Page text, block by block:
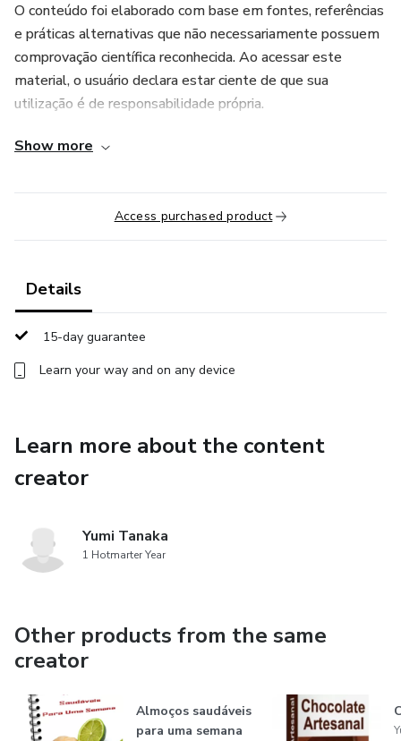
O conteúdo foi elaborado com base em fontes, referências
e práticas alternativas que não necessariamente possuem
comprovação científica reconhecida. Ao acessar este
material, o usuário declara estar ciente de que sua
utilização é de responsabilidade própria.
Este produto está em conformidade com as diretrizes e
fins educacionais e de desenvolvimento pessoal.
Show more
Access purchased product
Details
15-day guarantee
Learn your way and on any device
Learn more about the content
creator
Yumi Tanaka
1 Hotmarter Year
Other products from the same
creator
Almoços saudáveis
para uma semana